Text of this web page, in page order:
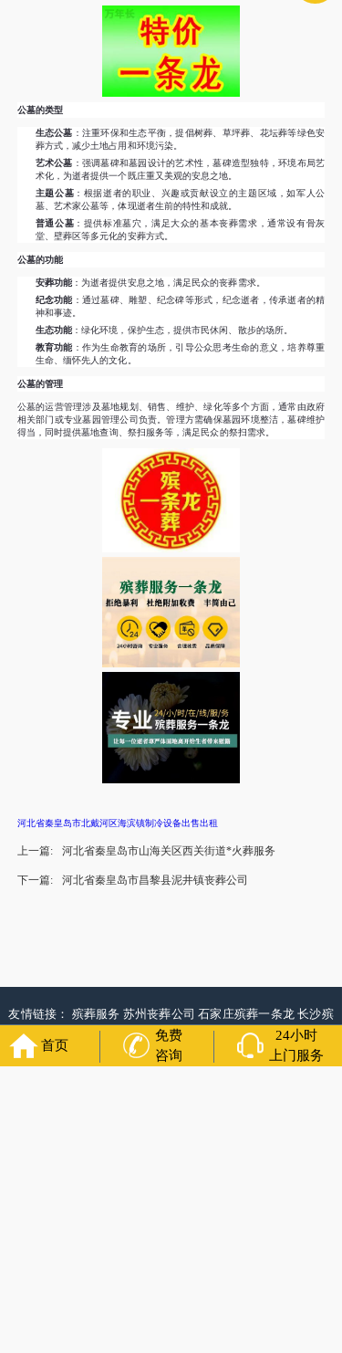
公墓的类型
生态公墓 ：注重环保和生态平衡，提倡树葬、草坪葬、花坛葬等绿色安
葬方式，减少土地占用和环境污染。
艺术公墓 ：强调墓碑和墓园设计的艺术性，墓碑造型独特，环境布局艺
术化，为逝者提供一个既庄重又美观的安息之地。
主题公墓 ：根据逝者的职业、兴趣或贡献设立的主题区域，如军人公
墓、艺术家公墓等，体现逝者生前的特性和成就。
普通公墓 ：提供标准墓穴，满足大众的基本丧葬需求，通常设有骨灰
堂、壁葬区等多元化的安葬方式。
公墓的功能
安葬功能 ：为逝者提供安息之地，满足民众的丧葬需求。
纪念功能 ：通过墓碑、雕塑、纪念碑等形式，纪念逝者，传承逝者的精
神和事迹。
生态功能 ：绿化环境，保护生态，提供市民休闲、散步的场所。
教育功能 ：作为生命教育的场所，引导公众思考生命的意义，培养尊重
生命、缅怀先人的文化。
公墓的管理
公墓的运营管理涉及墓地规划、销售、维护、绿化等多个方面，通常由政府
相关部门或专业墓园管理公司负责。管理方需确保墓园环境整洁，墓碑维护
得当，同时提供墓地查询、祭扫服务等，满足民众的祭扫需求。
河北省秦皇岛市北戴河区海滨镇制冷设备出售出租
上一篇: 河北省秦皇岛市山海关区西关街道*火葬服务
下一篇: 河北省秦皇岛市昌黎县泥井镇丧葬公司
友情链接： 殡葬服务 苏州丧葬公司石家庄殡葬一条龙长沙殡
葬服务公司
南昌青山湖白事公司 呼和浩特灵车出租公司哈尔
滨道里区丧葬用品
西宁城东区白事服务 潍坊奎文区白事 乳山
寿衣店铺杭州上城区灵堂布置沈阳浑南区殡葬平台中国墓地
首页
免费
咨询
24小时
上门服务